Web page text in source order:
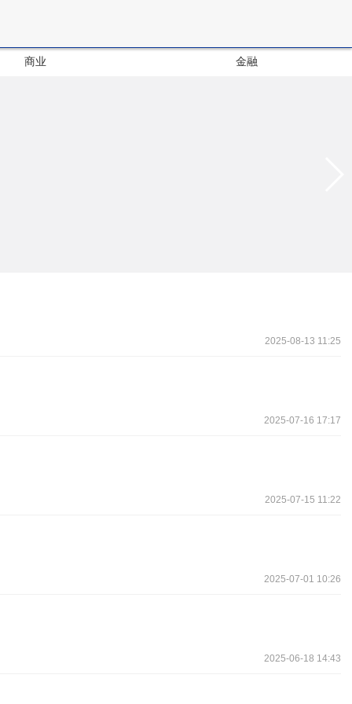
商业 金融
2025-08-13 11:25
2025-07-16 17:17
2025-07-15 11:22
2025-07-01 10:26
2025-06-18 14:43